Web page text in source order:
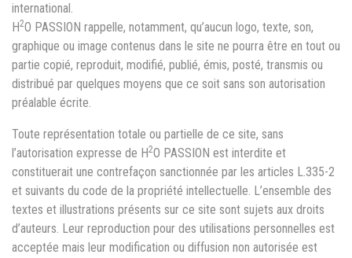
international.
H2O PASSION rappelle, notamment, qu’aucun logo, texte, son,
graphique ou image contenus dans le site ne pourra être en tout ou
partie copié, reproduit, modifié, publié, émis, posté, transmis ou
distribué par quelques moyens que ce soit sans son autorisation
préalable écrite.
Toute représentation totale ou partielle de ce site, sans
l’autorisation expresse de H2O PASSION est interdite et
constituerait une contrefaçon sanctionnée par les articles L.335-2
et suivants du code de la propriété intellectuelle. L’ensemble des
textes et illustrations présents sur ce site sont sujets aux droits
d’auteurs. Leur reproduction pour des utilisations personnelles est
acceptée mais leur modification ou diffusion non autorisée est